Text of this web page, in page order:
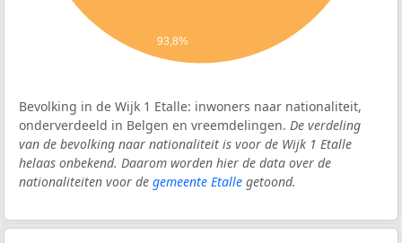
93,8%
Bevolking in de Wijk 1 Etalle: inwoners naar nationaliteit,
onderverdeeld in Belgen en vreemdelingen. De verdeling
van de bevolking naar nationaliteit is voor de Wijk 1 Etalle
helaas onbekend. Daarom worden hier de data over de
nationaliteiten voor de gemeente Etalle getoond.